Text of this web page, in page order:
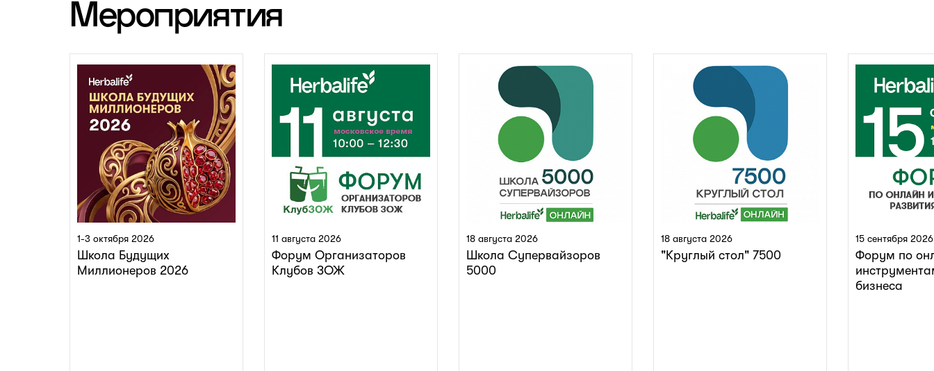
Мероприятия
Школа Будущих
Миллионеров 2026
1-3 октября 2026
Форум Организаторов
Клубов ЗОЖ
11 августа 2026
Школа Супервайзоров
5000
18 августа 2026
"Круглый стол" 7500
18 августа 2026
Форум по
бизнеса
15 сентября 2026